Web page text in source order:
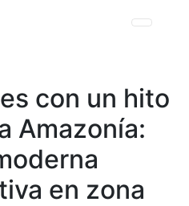
con un hito
Amazonía:
en zona